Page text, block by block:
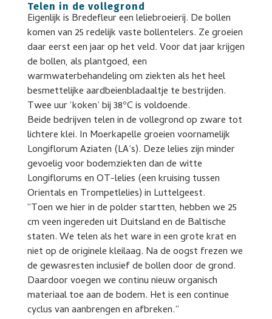
Telen in de vollegrond
Eigenlijk is Bredefleur een leliebroeierij. De bollen
komen van 25 redelijk vaste bollentelers. Ze groeien
daar eerst een jaar op het veld. Voor dat jaar krijgen
de bollen, als plantgoed, een
warmwaterbehandeling om ziekten als het heel
besmettelijke aardbeienbladaaltje te bestrijden.
Twee uur ‘koken’ bij 38ºC is voldoende.
Beide bedrijven telen in de vollegrond op zware tot
lichtere klei. In Moerkapelle groeien voornamelijk
Longiflorum Aziaten (LA’s). Deze lelies zijn minder
gevoelig voor bodemziekten dan de witte
Longiflorums en OT-lelies (een kruising tussen
Orientals en Trompetlelies) in Luttelgeest.
“Toen we hier in de polder startten, hebben we 25
cm veen ingereden uit Duitsland en de Baltische
staten. We telen als het ware in een grote krat en
niet op de originele kleilaag. Na de oogst frezen we
de gewasresten inclusief de bollen door de grond.
Daardoor voegen we continu nieuw organisch
materiaal toe aan de bodem. Het is een continue
cyclus van aanbrengen en afbreken.”